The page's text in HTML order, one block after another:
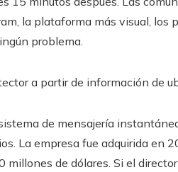
la plataforma más visual,
problema.
a partir de información de
de mensajería
La empresa fue adquirida en
millones de dólares. Si el